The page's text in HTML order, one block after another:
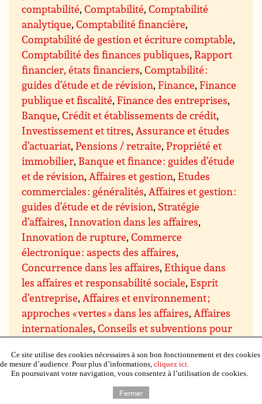
comptabilité,Comptabilité,Comptabilité
analytique,Comptabilité financière,
Comptabilité de gestion et écriture comptable,
Comptabilité des finances publiques,Rapport
financier, états financiers,Comptabilité :
guides d’étude et de révision,Finance,Finance
publique et fiscalité,Finance des entreprises,
Banque,Crédit et établissements de crédit,
Investissement et titres,Assurance et études
d’actuariat,Pensions / retraite,Propriété et
immobilier, Banque et finance : guides d’étude
et de révision,Affaires et gestion,Etudes
commerciales : généralités,Affaires et gestion :
guides d’étude et de révision, Stratégie
d’affaires, Innovation dans les affaires,
Innovation de rupture,Commerce
électronique : aspects des affaires,
Concurrence dans les affaires,Ethique dans
les affaires et responsabilité sociale,Esprit
d’entreprise,Affaires et environnement ;
approches « vertes » dans les affaires,Affaires
internationales,Conseils et subventions pour
gestion,Gestion : direction et motivation,
Gestion des prises de décision,Gestion du
Gestion des projets,Assurance qualité
Ce site utilise des cookies nécessaires à son bon fonctionnement et des cookies
de mesure d’audience. Pour plus d’informations, cliquez ici.
En poursuivant votre navigation, vous consentez à l’utilisation de cookies.
Fermer